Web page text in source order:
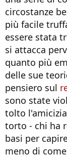
circostanze
più facile
essere stata
si attacca
quanto più
delle sue
pensiero sul
sono state
tolto
torto - chi ha
basi per
meno di